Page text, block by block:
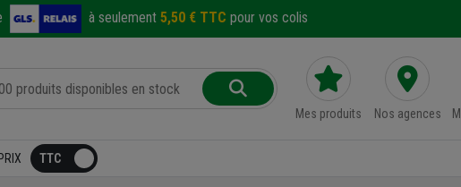
à seulement 5,50 € TTC pour vos colis
Mes produits Nos agences
PRIX